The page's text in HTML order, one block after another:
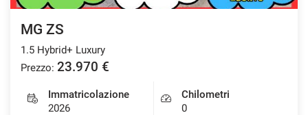
MG ZS
1.5 Hybrid+ Luxury
Prezzo: 23.970 €
Immatricolazione
2026
Chilometri
0